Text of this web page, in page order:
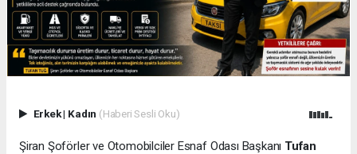
Erkek| Kadın (Haberi Sesli Oku)
Şiran Şoförler ve Otomobilciler Esnaf Odası Başkanı Tufan